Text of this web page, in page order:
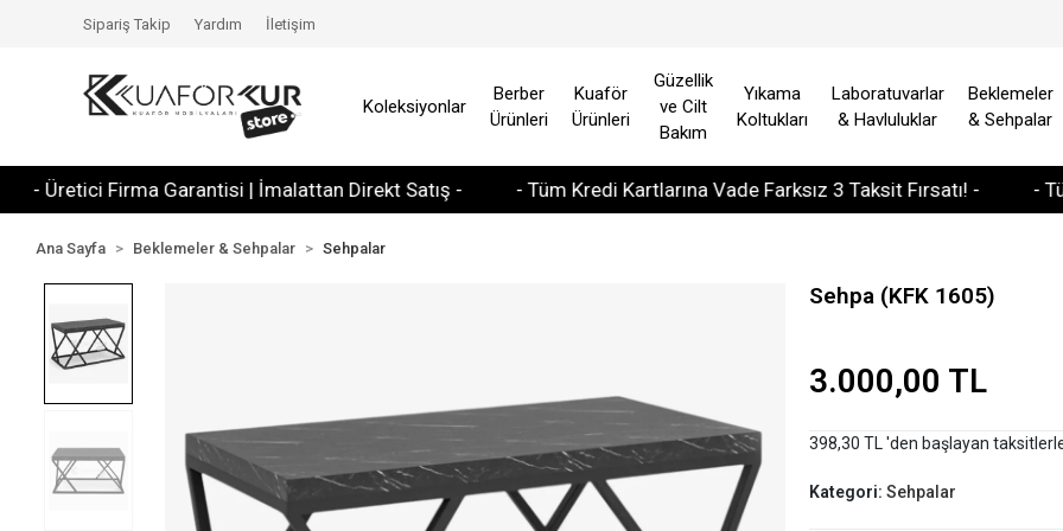
Firma Garantisi | İmalattan Direkt Satış - - Tüm Kredi Kartlarına Vade Farksız 3 Taksit Fırsatı! - - Tüm
Sipariş Takip Yardım İletişim
Koleksiyonlar
Berber
Ürünleri
Kuaför
Ürünleri
Güzellik
ve Cilt
Bakım
Yıkama
Koltukları
Laboratuvarlar
& Havluluklar
Beklemeler
& Sehpalar
Ana Sayfa Beklemeler & Sehpalar Sehpalar
Sehpa (KFK 1605)
3.000,00 TL
398,30 TL 'den başlayan
Kategori: Sehpalar